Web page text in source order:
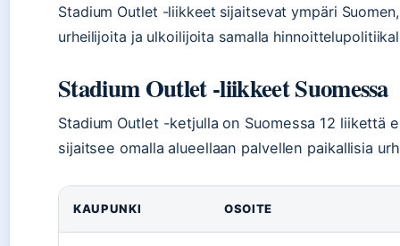
Stadium Outlet -liikkeet sijaitsevat ympäri
urheilijoita ja ulkoilijoita samalla
Stadium Outlet -liikkeet Suomessa
Stadium Outlet -ketjulla on Suomessa 12 liikettä
sijaitsee omalla alueellaan palvellen paikallisia
KAUPUNKI OSOITE